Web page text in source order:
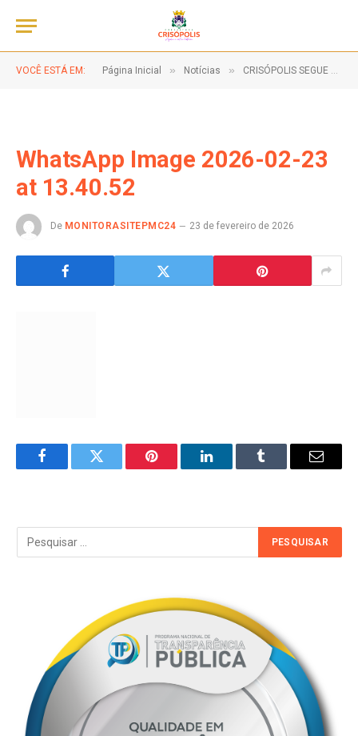
VOCÊ ESTÁ EM: Página Inicial » Notícias » CRISÓPOLIS SEGUE FIRME NO COMBATE AO TRABALHO INFANTIL!
WhatsApp Image 2026-02-23
at 13.40.52
De MONITORASITEPMC24 23 de fevereiro de 2026
FacebookTwitter Pinterest LinkedInTumblr Email